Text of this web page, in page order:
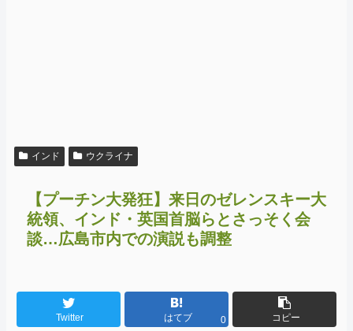
インド ウクライナ
【プーチン大発狂】来日のゼレンスキー大
統領、インド・英国首脳らとさっそく会
談…広島市内での演説も調整
Twitter はてブ 0 コピー